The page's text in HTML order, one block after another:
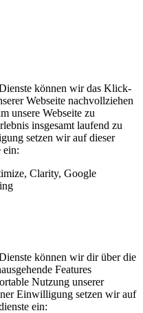
können wir das Klick-
Webseite nachvollziehen
unsere Webseite zu
insgesamt laufend zu
setzen wir auf dieser
ein:
Clarity, Google
können wir dir über die
Features
Nutzung unserer
Einwilligung setzen wir auf
ein: